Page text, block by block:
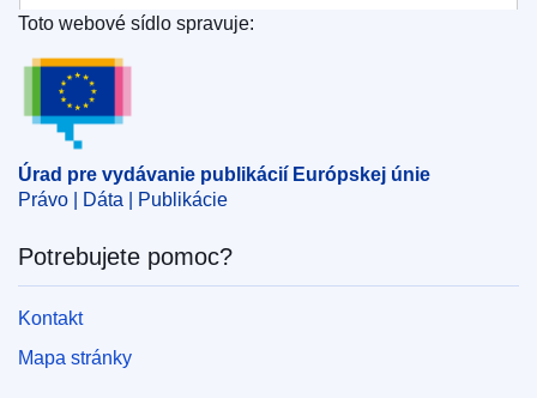
CELEX : C/2024/02818
ELI :C/2024/2818/oj
IMMC : P8_CR(2017)06-15
pdfa2a
Úrad pre vydávanie publikácií Európskej únie
Toto webové sídlo spravuje:
Úrad pre vydávanie publikácií Európskej únie
Právo | Dáta | Publikácie
Potrebujete pomoc?
Kontakt
Mapa stránky